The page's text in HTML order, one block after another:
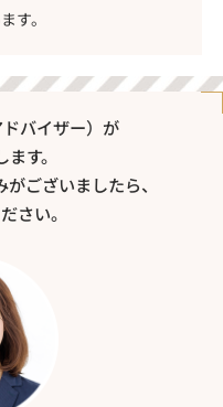
す。
バイザー）が
す。
ございましたら、
さい。